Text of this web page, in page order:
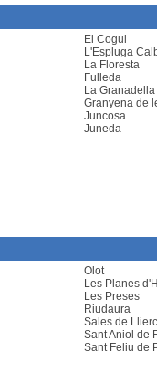
El Cogul
L'Espluga
La Floresta
Fulleda
La Granadella
Granyena de
Juncosa
Juneda
Olot
Les Planes
Les Preses
Riudaura
Sales de
Sant Aniol de
Sant Feliu de